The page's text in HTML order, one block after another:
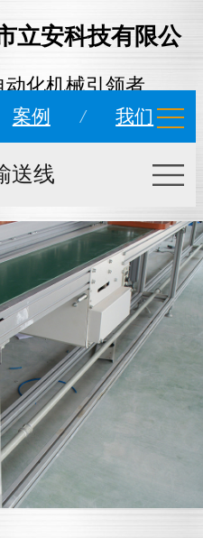
立安科技有限公
动化机械引领者
案例 / 我们
送线